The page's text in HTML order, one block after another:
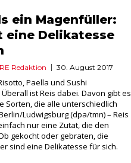
ein Magenfüller:
eine Delikatesse
Redaktion 30. August 2017
Paella und Sushi
ist Reis dabei. Davon gibt es
Sorten, die alle unterschiedlich
Ludwigsburg (dpa/tmn) – Reis
nur eine Zutat, die den
gekocht oder gebraten, die
sind eine Delikatesse für sich.